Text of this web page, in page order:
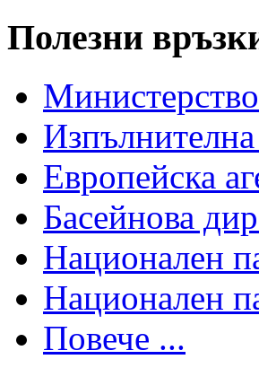
Полезни
Европейска
Басейнова
Национален
Национален
Повече ...